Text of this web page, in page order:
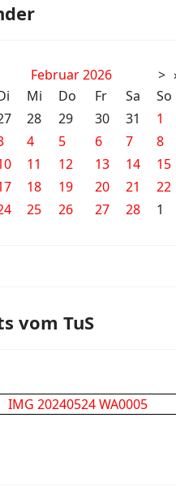
Februar 2026 >
Mi Do Fr Sa
So
28 29 30 31
1
4 5 6 7
8
11 12 13 14
15
18 19 20 21
22
25 26 27 28 1
vom TuS